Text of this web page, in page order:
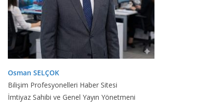
Osman SELÇOK
Bilişim Profesyonelleri Haber Sitesi
İmtiyaz Sahibi ve Genel Yayın Yönetmeni